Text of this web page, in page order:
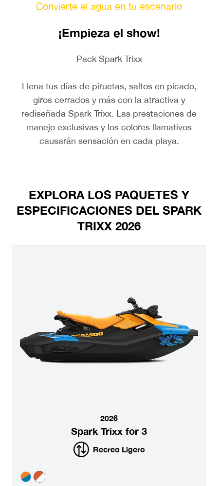
Convierte el agua en tu escenario
¡Empieza el show!
Pack Spark Trixx
Llena tus días de piruetas, saltos en picado,
giros cerrados y más con la atractiva y
rediseñada Spark Trixx. Las prestaciones de
manejo exclusivas y los colores llamativos
causarán sensación en cada playa.
EXPLORA LOS PAQUETES Y
ESPECIFICACIONES DEL SPARK
TRIXX 2026
2026
Spark Trixx for 3
Recreo Ligero